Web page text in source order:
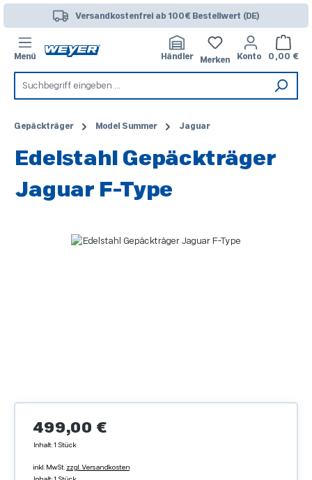
Zum Hauptinhalt springenVersandkostenfrei ab 100€ Bestellwert (DE)
Menü Händler Merken Konto 0,00 €
Gepäckträger Model Summer Jaguar
Edelstahl Gepäckträger
Jaguar F-Type
Bildergalerie überspringen
Regulärer Preis:
499,00 €
Inhalt:1 Stück
inkl. MwSt. zzgl. Versandkosten